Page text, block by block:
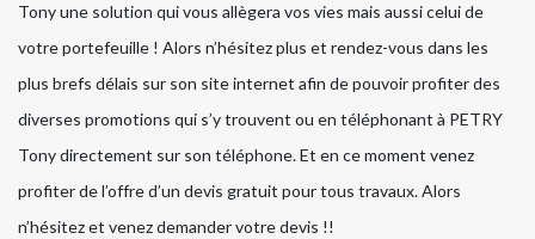
Tony une solution qui vous allègera vos vies mais aussi celui de
votre portefeuille ! Alors n’hésitez plus et rendez-vous dans les
plus brefs délais sur son site internet afin de pouvoir profiter des
diverses promotions qui s’y trouvent ou en téléphonant à PETRY
Tony directement sur son téléphone. Et en ce moment venez
profiter de l’offre d’un devis gratuit pour tous travaux. Alors
n’hésitez et venez demander votre devis !!